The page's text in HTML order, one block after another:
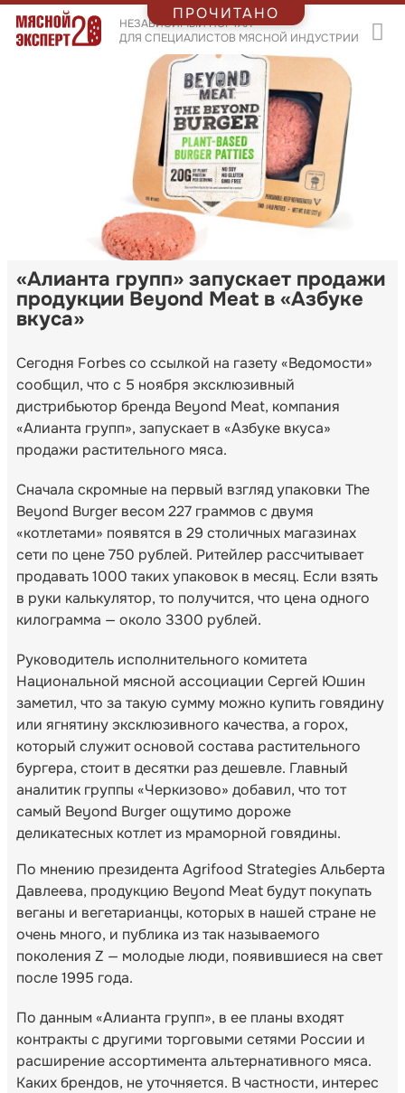
НЕЗАВИСИМЫЙ ПОРТАЛ
ДЛЯ СПЕЦИАЛИСТОВ МЯСНОЙ ИНДУСТРИИ
«Алианта групп» запускает продажи
продукции Beyond Meat в «Азбуке
вкуса»
Сегодня Forbes со ссылкой на газету «Ведомости»
сообщил, что с 5 ноября эксклюзивный
дистрибьютор бренда Beyond Meat, компания
«Алианта групп», запускает в «Азбуке вкуса»
продажи растительного мяса.
Сначала скромные на первый взгляд упаковки The
Beyond Burger весом 227 граммов с двумя
«котлетами» появятся в 29 столичных магазинах
сети по цене 750 рублей. Ритейлер рассчитывает
продавать 1000 таких упаковок в месяц. Если взять
в руки калькулятор, то получится, что цена одного
килограмма — около 3300 рублей.
Руководитель исполнительного комитета
Национальной мясной ассоциации Сергей Юшин
заметил, что за такую сумму можно купить говядину
или ягнятину эксклюзивного качества, а горох,
который служит основой состава растительного
бургера, стоит в десятки раз дешевле. Главный
аналитик группы «Черкизово» добавил, что тот
самый Beyond Burger ощутимо дороже
деликатесных котлет из мраморной говядины.
По мнению президента Agrifood Strategies Альберта
Давлеева, продукцию Beyond Meat будут покупать
веганы и вегетарианцы, которых в нашей стране не
очень много, и публика из так называемого
поколения Z — молодые люди, появившиеся на свет
после 1995 года.
По данным «Алианта групп», в ее планы входят
контракты с другими торговыми сетями России и
расширение ассортимента альтернативного мяса.
Каких брендов, не уточняется. В частности, интерес
ПРОЧИТАНО